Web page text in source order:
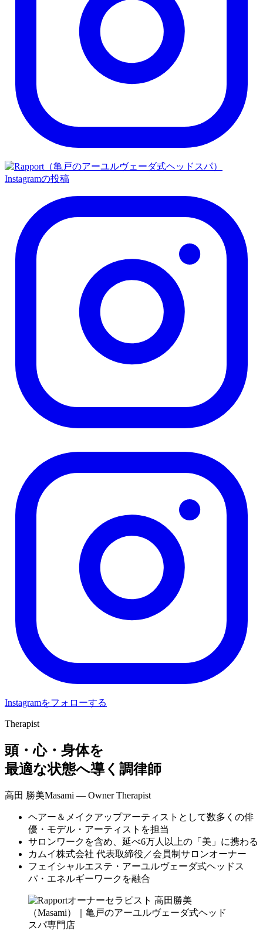
Instagramをフォローする
Therapist
頭・心・身体を
最適な状態へ導く調律師
高田 勝美Masami — Owner Therapist
ヘアー＆メイクアップアーティストとして数多くの俳
優・モデル・アーティストを担当
サロンワークを含め、延べ6万人以上の「美」に携わる
カムイ株式会社 代表取締役／会員制サロンオーナー
フェイシャルエステ・アーユルヴェーダ式ヘッドス
パ・エネルギーワークを融合